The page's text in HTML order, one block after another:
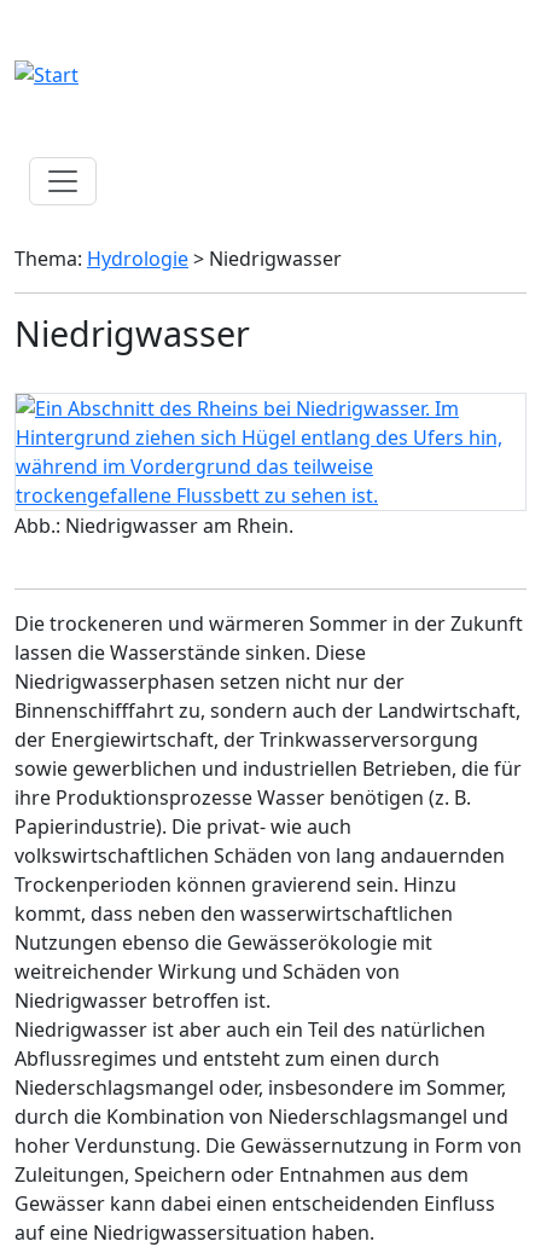
Thema: Hydrologie> Niedrigwasser
Niedrigwasser
Abb.: Niedrigwasser am Rhein.
Die trockeneren und wärmeren Sommer in der Zukunft
lassen die Wasserstände sinken. Diese
Niedrigwasserphasen setzen nicht nur der
Binnenschifffahrt zu, sondern auch der Landwirtschaft,
der Energiewirtschaft, der Trinkwasserversorgung
sowie gewerblichen und industriellen Betrieben, die für
ihre Produktionsprozesse Wasser benötigen (z. B.
Papierindustrie). Die privat- wie auch
volkswirtschaftlichen Schäden von lang andauernden
Trockenperioden können gravierend sein. Hinzu
kommt, dass neben den wasserwirtschaftlichen
Nutzungen ebenso die Gewässerökologie mit
weitreichender Wirkung und Schäden von
Niedrigwasser betroffen ist.
Niedrigwasser ist aber auch ein Teil des natürlichen
Abflussregimes und entsteht zum einen durch
Niederschlagsmangel oder, insbesondere im Sommer,
durch die Kombination von Niederschlagsmangel und
hoher Verdunstung. Die Gewässernutzung in Form von
Zuleitungen, Speichern oder Entnahmen aus dem
Gewässer kann dabei einen entscheidenden Einfluss
auf eine Niedrigwassersituation haben.